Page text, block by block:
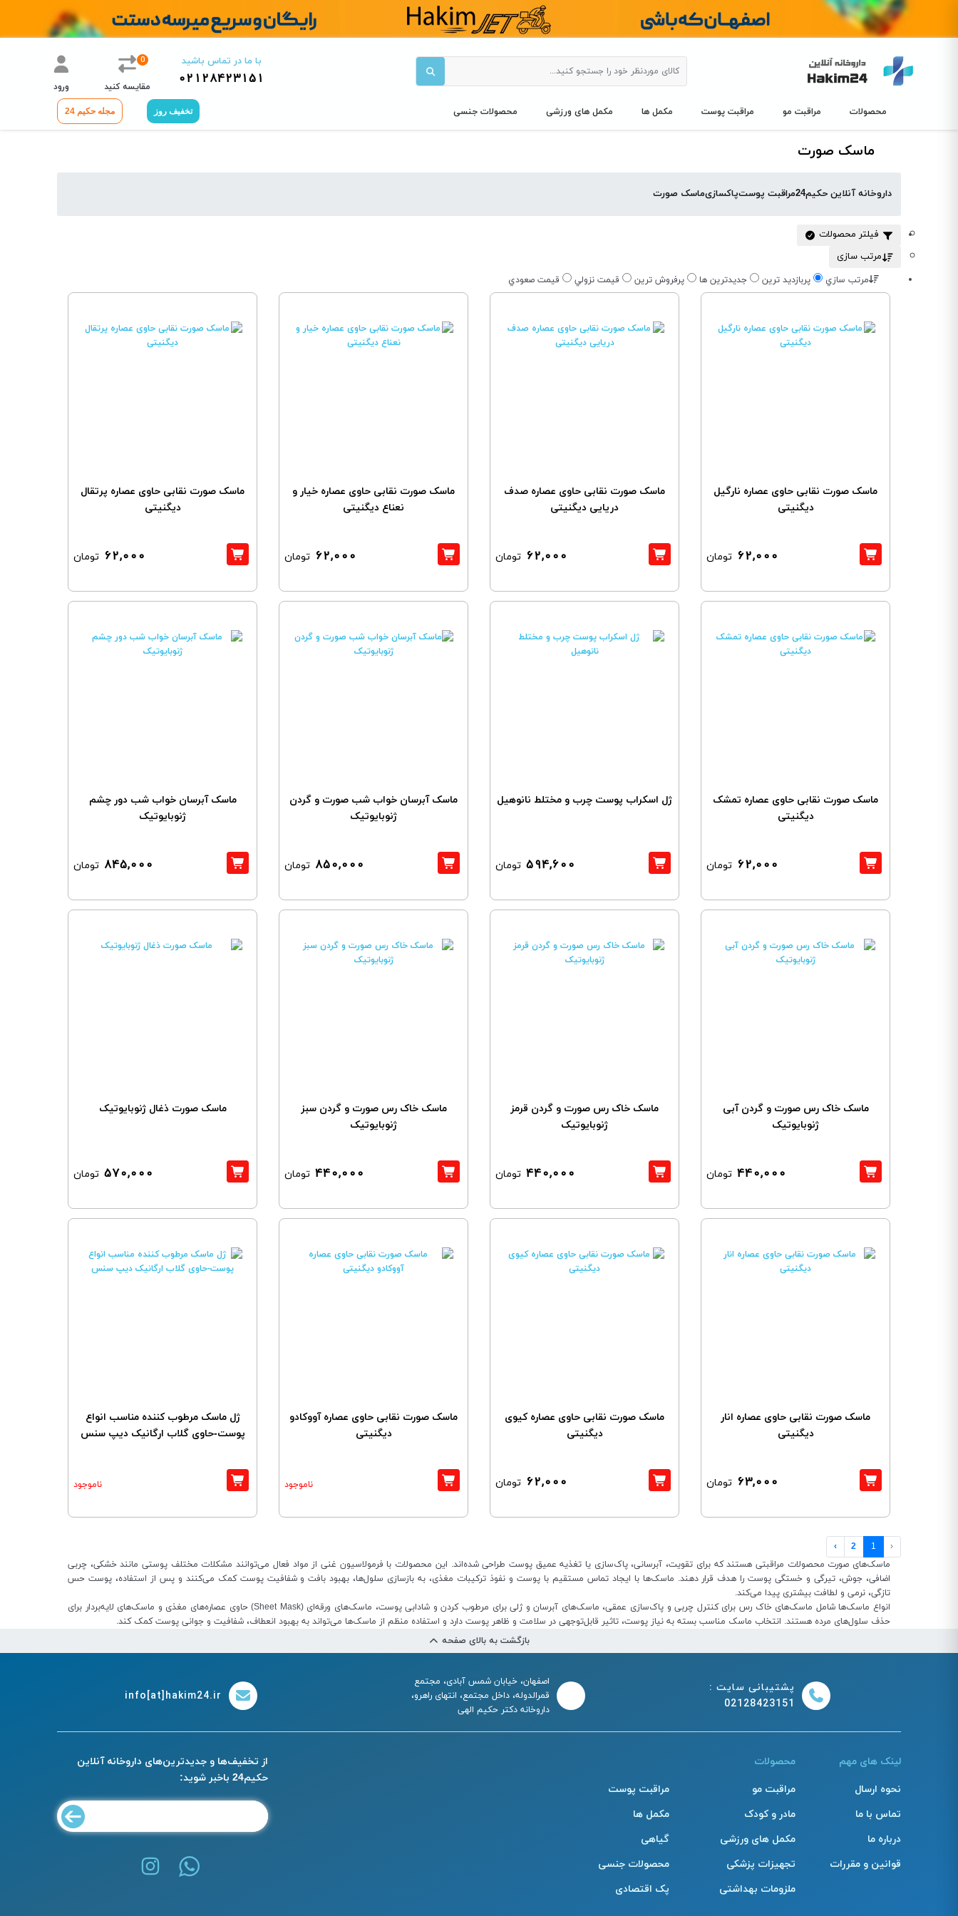
با ما در تماس باشید
02128423151
0
مقایسه کنید ورود
محصولات مراقبت مو مراقبت پوست مکمل ها مکمل های ورزشی محصولات جنسی تخفیف روز مجله حکیم 24
ماسک صورت
داروخانه آنلاین حکیم24 مراقبت پوستپاکسازیماسک صورت
فیلتر محصولات
مرتب سازی
مرتب سازي
پربازديد ترين جديدترين ها پرفروش ترين قيمت نزولي قيمت صعودي
ماسک صورت نقابی حاوی عصاره نارگیل
دیگنیتی
62,000 تومان
ماسک صورت نقابی حاوی عصاره صدف
دریایی دیگنیتی
62,000 تومان
ماسک صورت نقابی حاوی عصاره خیار و
نعناع دیگنیتی
62,000 تومان
ماسک صورت نقابی حاوی عصاره پرتقال
دیگنیتی
62,000 تومان
ماسک صورت نقابی حاوی عصاره تمشک
دیگنیتی
62,000 تومان
ژل اسکراب پوست چرب و مختلط نانوهیل
594,600 تومان
ماسک آبرسان خواب شب صورت و گردن
ژنوبایوتیک
850,000 تومان
ماسک آبرسان خواب شب دور چشم
ژنوبایوتیک
845,000 تومان
ماسک خاک رس صورت و گردن آبی
ژنوبایوتیک
440,000 تومان
ماسک خاک رس صورت و گردن قرمز
ژنوبایوتیک
440,000 تومان
ماسک خاک رس صورت و گردن سبز
ژنوبایوتیک
440,000 تومان
ماسک صورت ذغال ژنوبایوتیک
570,000 تومان
ماسک صورت نقابی حاوی عصاره انار
دیگنیتی
63,000 تومان
ماسک صورت نقابی حاوی عصاره کیوی
دیگنیتی
62,000 تومان
ماسک صورت نقابی حاوی عصاره آووکادو
دیگنیتی
ناموجود
ژل ماسک مرطوب کننده مناسب انواع
پوست-حاوی گلاب ارگانیک دیپ سنس
ناموجود
‹
1
2
›
ماسک‌های صورت محصولات مراقبتی هستند که برای تقویت، آبرسانی، پاک‌سازی یا تغذیه عمیق پوست طراحی شده‌اند. این محصولات با فرمولاسیون غنی از مواد فعال می‌توانند مشکلات مختلف پوستی مانند خشکی، چربی
اضافی، جوش، تیرگی و خستگی پوست را هدف قرار دهند. ماسک‌ها با ایجاد تماس مستقیم با پوست و نفوذ ترکیبات مغذی، به بازسازی سلول‌ها، بهبود بافت و شفافیت پوست کمک می‌کنند و پس از استفاده، پوست حس
تازگی، نرمی و لطافت بیشتری پیدا می‌کند.
انواع ماسک‌ها شامل ماسک‌های خاک رس برای کنترل چربی و پاک‌سازی عمقی، ماسک‌های آبرسان و ژلی برای مرطوب کردن و شادابی پوست، ماسک‌های ورقه‌ای (Sheet Mask) حاوی عصاره‌های مغذی و ماسک‌های لایه‌بردار برای
حذف سلول‌های مرده هستند. انتخاب ماسک مناسب بسته به نیاز پوست، تاثیر قابل‌توجهی در سلامت و ظاهر پوست دارد و استفاده منظم از ماسک‌ها می‌تواند به بهبود انعطاف، شفافیت و جوانی پوست کمک کند.
بازگشت به بالای صفحه
پشتیبانی سایت :
02128423151
اصفهان، خیابان شمس آبادی، مجتمع
قمرالدوله، داخل مجتمع، انتهای راهرو،
داروخانه دکتر حکیم الهی
info[at]hakim24.ir
لینک های مهم
نحوه ارسال
تماس با ما
درباره ما
قوانین و مقررات
محصولات
مراقبت مو
مراقبت پوست
مادر و کودک
مکمل ها
مکمل های ورزشی
گیاهی
تجهیزات پزشکی
محصولات جنسی
ملزومات بهداشتی
پک اقتصادی
از تخفیف‌ها و جدیدترین‌های داروخانه آنلاین
حکیم24 باخبر شوید: